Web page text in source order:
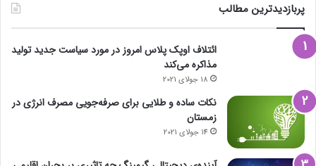
پربازدیدترین مطالب
ائتلاف اوپک پلاس امروز در مورد سیاست جدید تولید
مذاکره می‌کند
18 جولای 2021
نکات ساده و طلایی برای صرفه‌جویی مصرف انرژی در
زمستان
14 جولای 2021